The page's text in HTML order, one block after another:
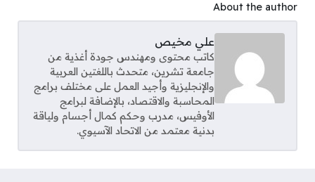
About the author
علي مخيص
كاتب محتوى ومهندس جودة أغذية من
جامعة تشرين، متحدث باللغتين العربية
والإنجليزية وأجيد العمل على مختلف برامج
المحاسبة والاقتصاد، بالإضافة لبرامج
الأوفيس، مدرب وحكم كمال أجسام ولياقة
بدنية معتمد من الاتحاد الآسيوي.